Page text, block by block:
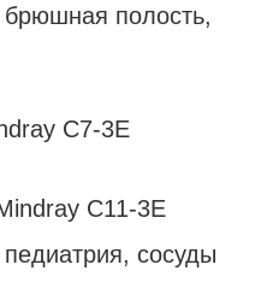
полость,
С7-3E
C11-3E
сосуды